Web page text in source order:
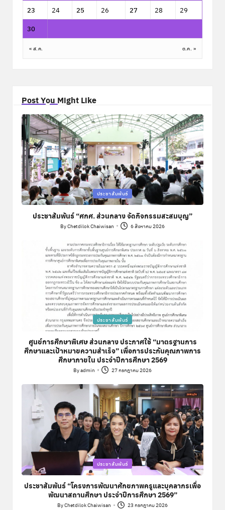
23
24 25 26 27 28
29
30
« ส.ค. ต.ค. »
Post You Might Like
Posted
in
ประชาสัมพันธ์
ประชาสัมพันธ์ “ศกศ. ส่วนกลาง จัดกิจกรรมสะสมบุญ”
Posted
ByChetdilok Chaiwisan 6 สิงหาคม 2026
Posted
ประชาสัมพันธ์
ศูนย์การศึกษาพิเศษ ส่วนกลาง ประกาศใช้ “มาตรฐานการ
ศึกษาและเป้าหมายความสำเร็จ” เพื่อการประกันคุณภาพการ
ศึกษาภายใน ประจำปีการศึกษา 2569
Posted
by
Byadmin 27 กรกฎาคม 2026
Posted
in
ประชาสัมพันธ์
ประชาสัมพันธ์ “โครงการพัฒนาศักยภาพครูและบุคลากรเพื่อ
พัฒนาสถานศึกษา ประจำปีการศึกษา 2569”
ByChetdilok Chaiwisan 23 กรกฎาคม 2026